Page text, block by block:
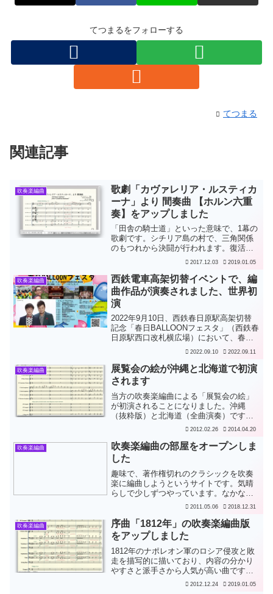
てつまるをフォローする
てつまる
関連記事
吹奏楽編曲
歌劇「カヴァレリア・ルスティカ
ーナ」より 間奏曲 【ホルン六重
奏】をアップしました
「田舎の騎士道」といった意味で、1幕の
歌劇です。シチリア島の村で、三角関係
のもつれから決闘が行われます。復活祭
の日の朝、青年が以前の恋人に誘われて
が、ちょうど通りかかった以前の恋人の
旦那に、事の次第を話しま...
2017.12.03 2019.01.05
吹奏楽編曲
西鉄電車高架切替イベントで、編
曲作品が演奏されました、世界初
演
2022年9月10日、西鉄春日原駅高架切替
記念「春日BALLOONフェスタ」（西鉄春
日原駅西口改札横広場）において、春日
市民吹奏楽団（金管十重奏）により、春
校児童ほかの皆様により歌われました。
依頼を受け、...
2022.09.10 2022.09.11
吹奏楽編曲
展覧会の絵が沖縄と北海道で初演
されます
当方の吹奏楽編曲による「展覧会の絵」
が初演されることになりました。沖縄
（抜粋版）と北海道（全曲演奏）です
:)2012年3月4日（日）、沖縄県宜野湾市
地区中学校吹奏楽祭（於 沖縄市民会館）
において「第一...
2012.02.26 2014.04.20
吹奏楽編曲
吹奏楽編曲の部屋をオープンしま
した
趣味で、著作権切れのクラシックを吹奏
楽に編曲しようというサイトです。気晴
らしで少しずつやっています。なかなか
進みませんが、温かく見守ってくださ
2011.05.06 2018.12.31
吹奏楽編曲
序曲「1812年」の吹奏楽編曲版
をアップしました
1812年のナポレオン軍のロシア侵攻と敗
走を描写的に描いており、内容の分かり
やすさと派手さから人気が高い曲です。
のだめカンタービレのパリ編の映画でも
2012.12.24 2019.01.05